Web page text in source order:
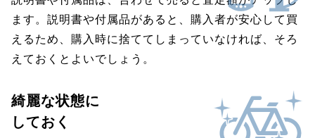
ます。説明書や付属品があると、購入者が安心して買
えるため、購入時に捨ててしまっていなければ、そろ
えておくとよいでしょう。
綺麗な状態に
しておく